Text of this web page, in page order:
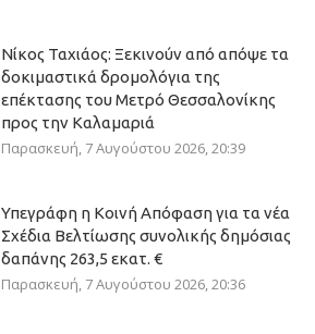
Νίκος Ταχιάος: Ξεκινούν από απόψε τα
δοκιμαστικά δρομολόγια της
επέκτασης του Μετρό Θεσσαλονίκης
προς την Καλαμαριά
Παρασκευή, 7 Αυγούστου 2026, 20:39
Υπεγράφη η Κοινή Απόφαση για τα νέα
Σχέδια Βελτίωσης συνολικής δημόσιας
δαπάνης 263,5 εκατ. €
Παρασκευή, 7 Αυγούστου 2026, 20:36